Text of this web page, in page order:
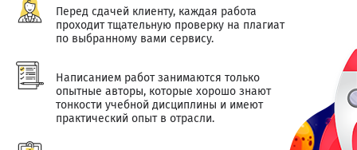
Перед сдачей клиенту, каждая работа
проходит тщательную проверку на плагиат
по выбранному вами сервису.
Написанием работ занимаются только
опытные авторы, которые хорошо знают
тонкости учебной дисциплины и имеют
практический опыт в отрасли.